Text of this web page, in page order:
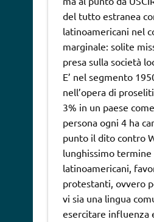
del tutto estranea
latinoamericani nel
marginale: solite
presa sulla società
E’ nel segmento
nell’opera di
3% in un paese
persona ogni 4 ha
punto il dito contro
lunghissimo
latinoamericani,
protestanti, ovvero
vi sia una lingua
esercitare influenza